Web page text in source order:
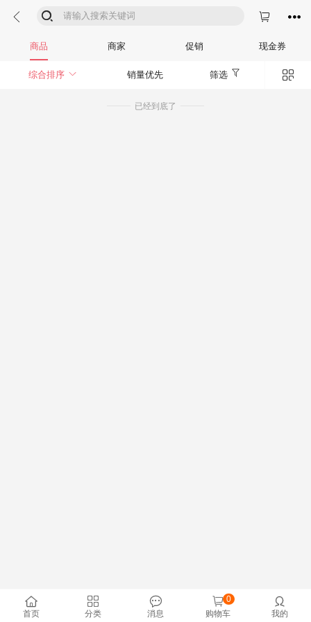
  

商品 商家 促销 现金券
综合排序  销量优先 筛选 
已经到底了

首页

分类

消息

购物车
0 
我的